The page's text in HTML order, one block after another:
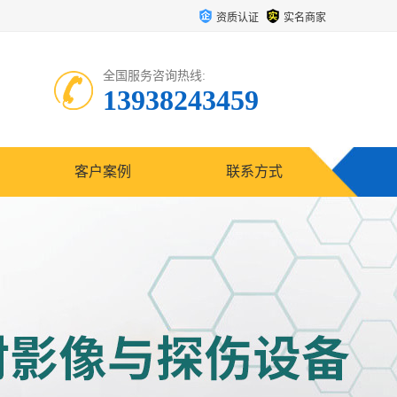
资质认证 实名商家
全国服务咨询热线:
13938243459
客户案例 联系方式